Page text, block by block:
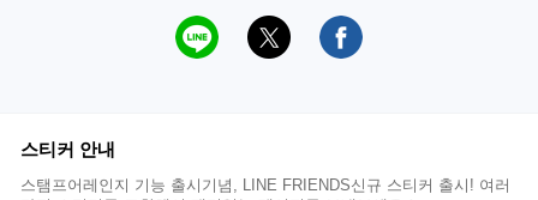
스티커 안내
스탬프어레인지 기능 출시기념, LINE FRIENDS신규 스티커 출시! 여러